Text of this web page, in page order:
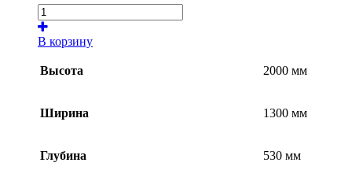
В корзину
Высота 2000 мм
Ширина 1300 мм
Глубина 530 мм